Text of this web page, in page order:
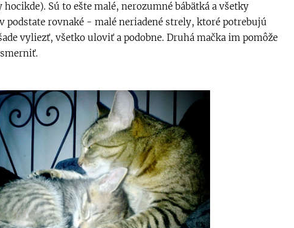
Sú to ešte malé, nerozumné bábätká a všetky
podstate rovnaké - malé neriadené strely, ktoré potrebujú
vyliezť, všetko uloviť a podobne. Druhá mačka im pomôže